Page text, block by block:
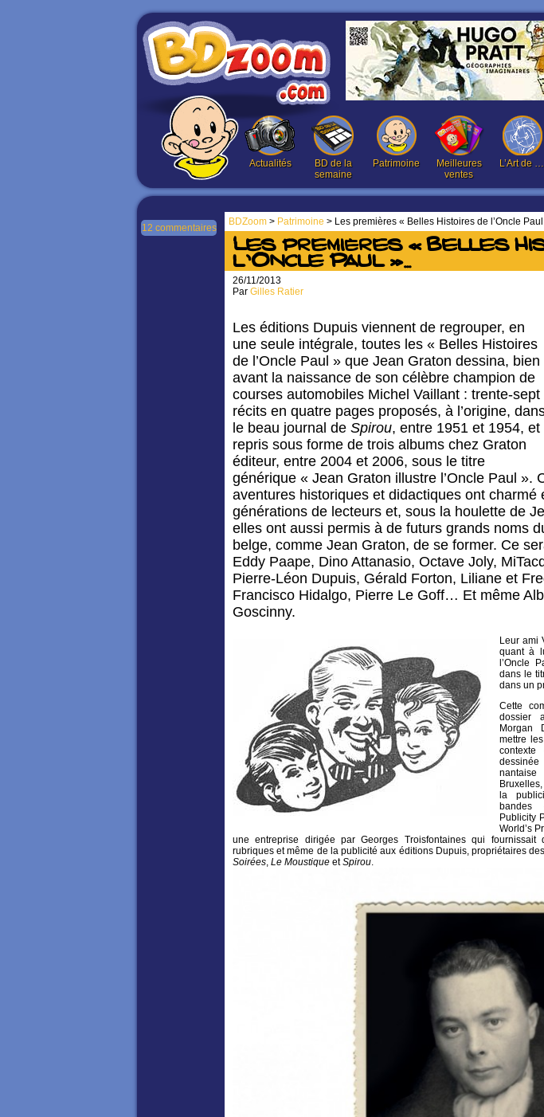
Actualités
BD de la
semaine
Patrimoine
Meilleures
ventes
L’Art de …
BDZoom > Patrimoine > Les premières « Belles Histoires de l’Oncle
12 commentaires
Les premières « Belles
l’Oncle Paul »…
26/11/2013
Par Gilles Ratier
Les éditions Dupuis viennent de regrouper, en
une seule intégrale, toutes les « Belles Histoires
de l’Oncle Paul » que Jean Graton dessina, bien
avant la naissance de son célèbre champion de
courses automobiles Michel Vaillant : trente-sept
récits en quatre pages proposés, à l’origine,
le beau journal de Spirou, entre 1951 et 1954, et
repris sous forme de trois albums chez Graton
éditeur, entre 2004 et 2006, sous le titre
générique « Jean Graton illustre l’Oncle Paul ».
aventures historiques et didactiques ont charmé
générations de lecteurs et, sous la houlette de
elles ont aussi permis à de futurs grands noms
belge, comme Jean Graton, de se former. Ce
Eddy Paape, Dino Attanasio, Octave Joly,
Pierre-Léon Dupuis, Gérald Forton, Liliane et
Francisco Hidalgo, Pierre Le Goff… Et même
Goscinny.
Leur ami
quant à
l’Oncle
dans le
dans un
Cette
dossier
Morgan
mettre
la
bandes
Publicity
World’s
une entreprise dirigée par Georges Troisfontaines qui fournissait
rubriques et même de la publicité aux éditions Dupuis, propriétaires
Soirées, Le Moustique etSpirou.